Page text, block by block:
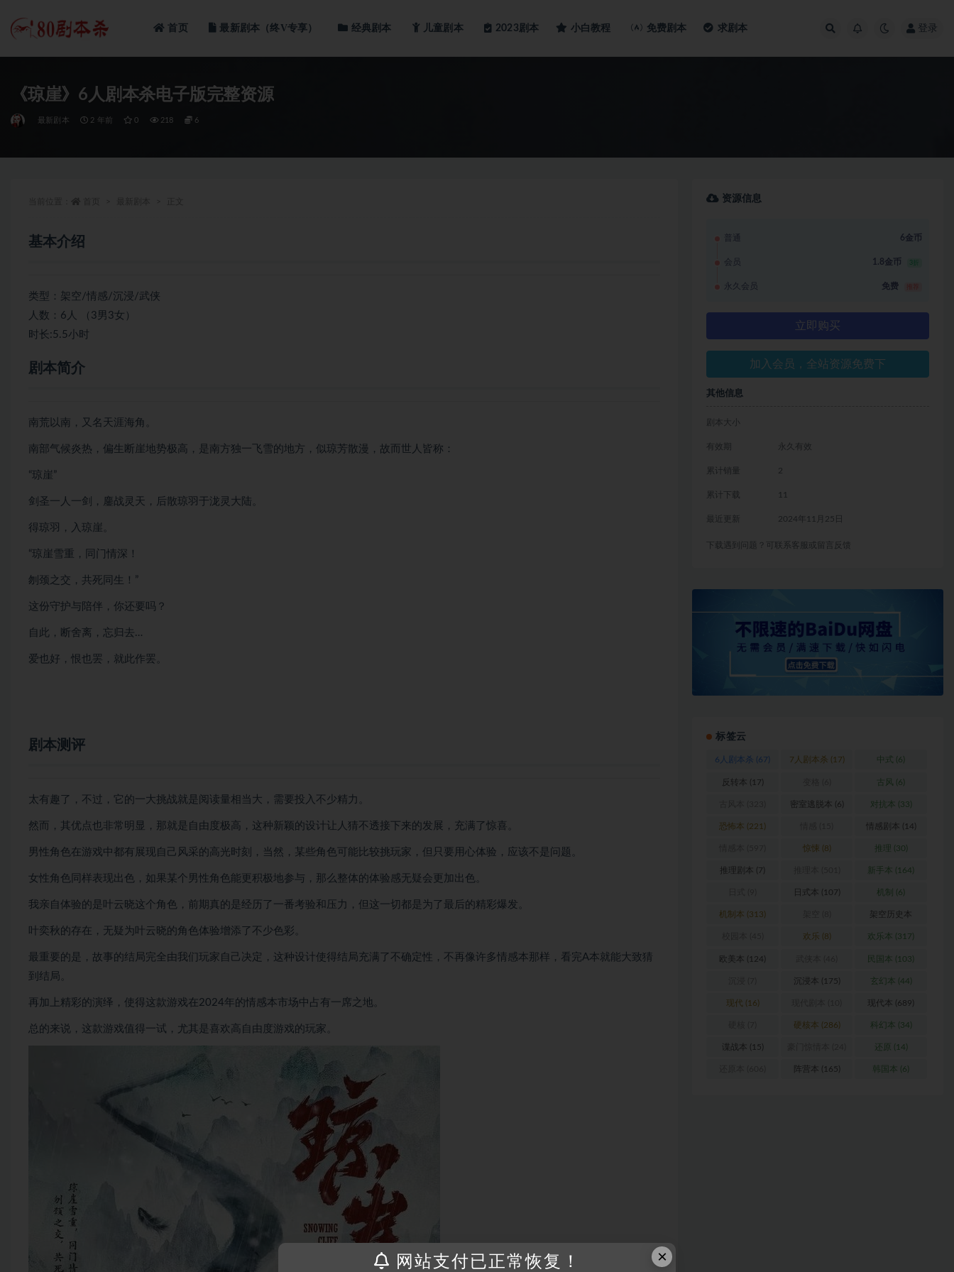
首页 最新剧本（终V专享） 经典剧本 儿童剧本 2023剧本 小白教程 免费剧本 求剧本 登录
《琼崖》6人剧本杀电子版完整资源
最新剧本 2 年前 0 218 6
基本介绍
类型：架空/情感/沉浸/武侠
人数：6人 （3男3女）
时长:5.5小时
剧本简介
南荒以南，又名天涯海角。
南部气候炎热，偏生断崖地势极高，是南方独一飞雪的地方，似琼芳散漫，故而世人皆称：
“琼崖”
剑圣一人一剑，鏖战灵天，后散琼羽于泷灵大陆。
得琼羽，入琼崖。
“琼崖雪重，同门情深！
刎颈之交，共死同生！”
这份守护与陪伴，你还要吗？
自此，断舍离，忘归去…
爱也好，恨也罢，就此作罢。
剧本测评
太有趣了，不过，它的一大挑战就是阅读量相当大，需要投入不少精力。
然而，其优点也非常明显，那就是自由度极高，这种新颖的设计让人猜不透接下来的发展，充满了惊喜。
男性角色在游戏中都有展现自己风采的高光时刻，当然，某些角色可能比较挑玩家，但只要用心体验，应该不是问题。
女性角色同样表现出色，如果某个男性角色能更积极地参与，那么整体的体验感无疑会更加出色。
我亲自体验的是叶云晓这个角色，前期真的是经历了一番考验和压力，但这一切都是为了最后的精彩爆发。
叶奕秋的存在，无疑为叶云晓的角色体验增添了不少色彩。
最重要的是，故事的结局完全由我们玩家自己决定，这种设计使得结局充满了不确定性，不再像许多情感本那样，看完A本就能大致猜
到结局。
再加上精彩的演绎，使得这款游戏在2024年的情感本市场中占有一席之地。
总的来说，这款游戏值得一试，尤其是喜欢高自由度游戏的玩家。
资源信息
普通 6金币
会员 1.8金币 3折
永久会员 免费
立即购买
加入会员，全站资源免费下
其他信息
剧本大小
有效期 永久有效
累计销量 2
累计下载 11
最近更新 2024年11月25日
下载遇到问题？可联系客服或留言反馈
标签云
6人剧本杀 (67) 7人剧本杀 (17) 中式 (6)
反转本 (17) 古风 (6)
密室逃脱本 (6) 对抗本 (33)
恐怖本 (221) 情感剧本 (14)
惊悚 (8) 推理 (30)
推理剧本 (7) 新手本 (164)
日式本 (107) 机制 (6)
机制本 (313) 架空历史本
(102)
欢乐 (8) 欢乐本 (317)
欧美本 (124) 民国本 (103)
沉浸本 (175) 玄幻本 (44)
现代 (16) 现代本 (689)
硬核本 (286) 科幻本 (34)
谍战本 (15) 还原 (14)
阵营本 (165) 韩国本 (6)
×
网站支付已正常恢复！